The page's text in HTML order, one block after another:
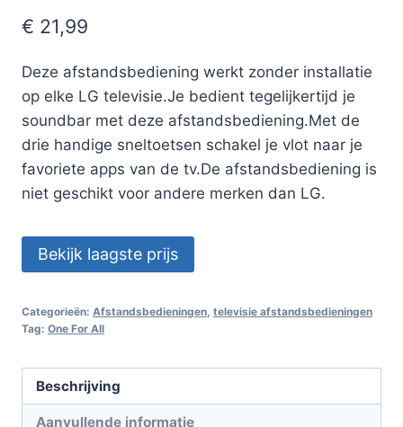
€ 21,99
Deze afstandsbediening werkt zonder installatie
op elke LG televisie.Je bedient tegelijkertijd je
soundbar met deze afstandsbediening.Met de
drie handige sneltoetsen schakel je vlot naar je
favoriete apps van de tv.De afstandsbediening is
niet geschikt voor andere merken dan LG.
Bekijk laagste prijs
Categorieën: Afstandsbedieningen televisie afstandsbedieningen
Tag: One For All
Beschrijving
Aanvullende informatie